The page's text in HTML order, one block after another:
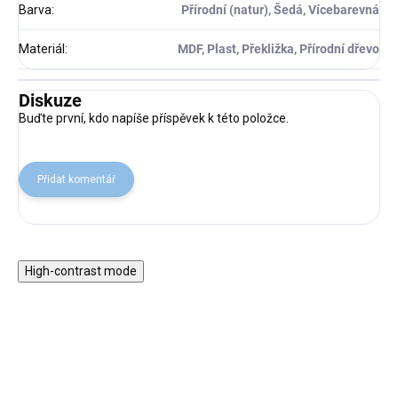
Barva: Přírodní (natur), Šedá, Vícebarevná
Materiál: MDF, Plast, Překližka, Přírodní dřevo
Diskuze
Buďte první, kdo napíše příspěvek k této položce.
Přidat komentář
High-contrast mode